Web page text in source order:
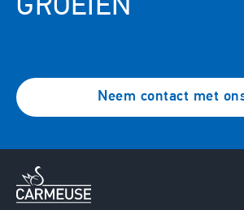
GROEIEN
Neem contact met